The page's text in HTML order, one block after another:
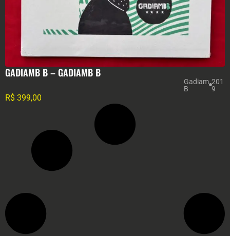
GADIAMB B – GADIAMB B
Gadiam
B
201
9
R$ 399,00